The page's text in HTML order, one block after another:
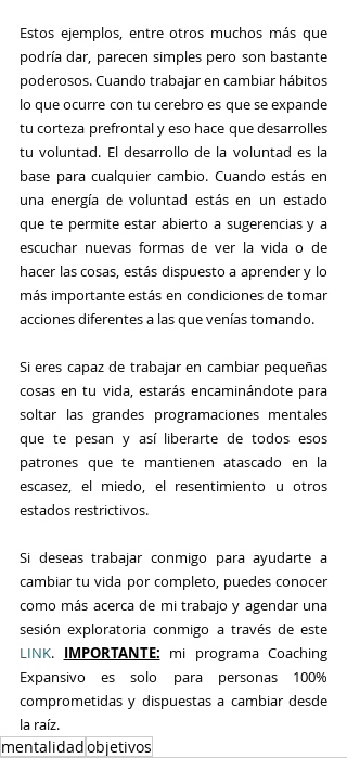
Estos ejemplos, entre otros muchos más que
podría dar, parecen simples pero son bastante
poderosos. Cuando trabajar en cambiar hábitos
lo que ocurre con tu cerebro es que se expande
tu corteza prefrontal y eso hace que desarrolles
tu voluntad. El desarrollo de la voluntad es la
base para cualquier cambio. Cuando estás en
una energía de voluntad estás en un estado
que te permite estar abierto a sugerencias y a
escuchar nuevas formas de ver la vida o de
hacer las cosas, estás dispuesto a aprender y lo
más importante estás en condiciones de tomar
acciones diferentes a las que venías tomando.
Si eres capaz de trabajar en cambiar pequeñas
cosas en tu vida, estarás encaminándote para
soltar las grandes programaciones mentales
que te pesan y así liberarte de todos esos
patrones que te mantienen atascado en la
escasez, el miedo, el resentimiento u otros
estados restrictivos.
Si deseas trabajar conmigo para ayudarte a
cambiar tu vida por completo, puedes conocer
como más acerca de mi trabajo y agendar una
LINK. IMPORTANTE: mi programa Coaching
Expansivo es solo para personas 100%
comprometidas y dispuestas a cambiar desde
la raíz.
mentalidadobjetivos